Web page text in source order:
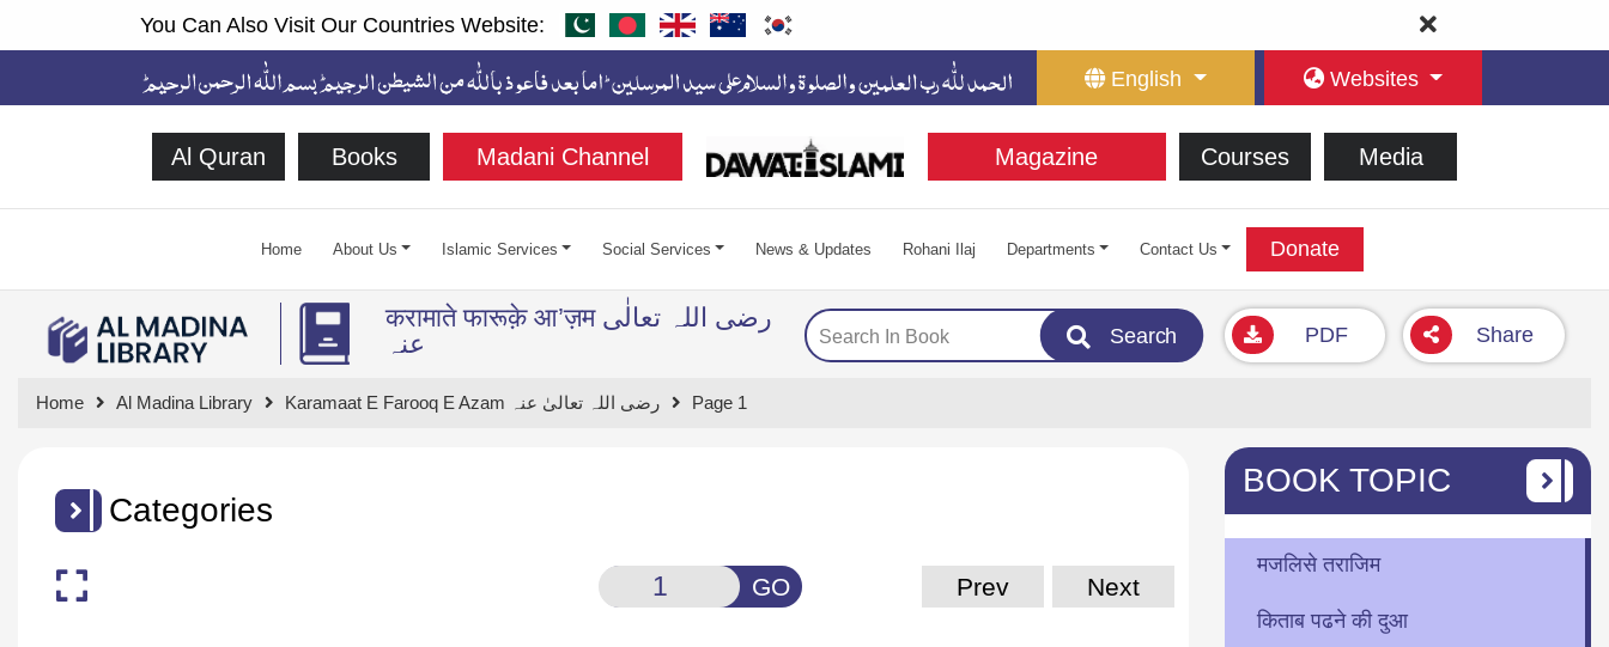
You Can Also Visit Our Countries Website:
English Websites
Al Quran Books Madani Channel Magazine Courses Media
Home About Us Islamic Services Social Services News & Updates Rohani Ilaj Departments Contact Us Donate
करामाते फारूक़े आ’ज़म رضی اللہ تعالٰی
عنہ
Search PDF Share
Home Al Madina Library Karamaat E Farooq E Azam رضی اللہ تعالیٰ عنہ Page 1
Categories
GO Prev Next
BOOK TOPIC
मजलिसे तराजिम
किताब पढने की दुआ